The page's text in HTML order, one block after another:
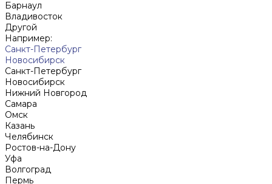
Барнаул
Владивосток
Другой
Например:
Санкт-Петербург
Новосибирск
Санкт-Петербург
Новосибирск
Нижний Новгород
Cамара
Омск
Казань
Челябинск
Ростов-на-Дону
Уфа
Волгоград
Пермь